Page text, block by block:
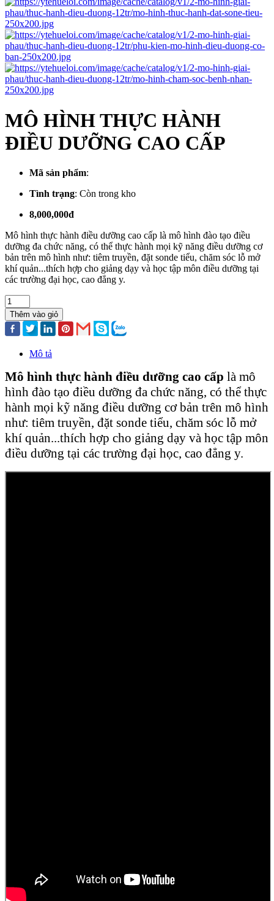
MÔ HÌNH THỰC HÀNH
ĐIỀU DƯỠNG CAO CẤP
Mã sản phẩm:
Tình trạng: Còn trong kho
8,000,000đ
Mô hình thực hành điều dưỡng cao cấp là mô hình đào tạo điều
dưỡng đa chức năng, có thể thực hành mọi kỹ năng điều dưỡng cơ
bản trên mô hình như: tiêm truyền, đặt sonde tiểu, chăm sóc lỗ mở
khí quản...thích hợp cho giảng dạy và học tập môn điều dưỡng tại
các trường đại học, cao đẳng y.
Thêm vào giỏ
Mô tả
Mô hình thực hành điều dưỡng cao cấp là mô
hình đào tạo điều dưỡng đa chức năng, có thể thực
hành mọi kỹ năng điều dưỡng cơ bản trên mô hình
như: tiêm truyền, đặt sonde tiểu, chăm sóc lỗ mở
khí quản...thích hợp cho giảng dạy và học tập môn
điều dưỡng tại các trường đại học, cao đẳng y.